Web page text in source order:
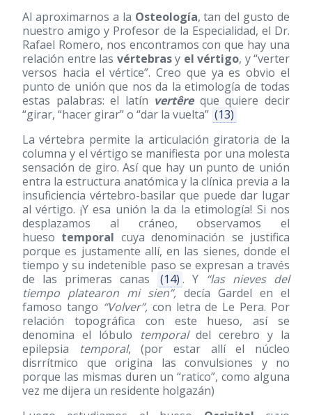
Al aproximarnos a la Osteología, tan del gusto de
nuestro amigo y Profesor de la Especialidad, el Dr.
Rafael Romero, nos encontramos con que hay una
relación entre las vértebrasy el vértigo, y “verter
versos hacia el vértice”. Creo que ya es obvio el
punto de unión que nos da la etimología de todas
estas palabras: el latín vertêre que quiere decir
“girar, “hacer girar” o “dar la vuelta” (13)
La vértebra permite la articulación giratoria de la
columna y el vértigo se manifiesta por una molesta
sensación de giro. Así que hay un punto de unión
entra la estructura anatómica y la clínica previa a la
insuficiencia vértebro-basilar que puede dar lugar
al vértigo. ¡Y esa unión la da la etimología! Si nos
desplazamos al cráneo, observamos el
hueso temporal cuya denominación se justifica
porque es justamente allí, en las sienes, donde el
tiempo y su indetenible paso se expresan a través
de las primeras canas
(14) . Y “las nieves del
tiempo platearon mi sien”,decía Gardel en el
famoso tango “Volver”, con letra de Le Pera. Por
relación topográfica con este hueso, así se
denomina el lóbulo
temporaldel cerebro y la
epilepsia
temporal, (por estar allí el núcleo
disrrítmico que origina las convulsiones y no
porque las mismas duren un “ratico”, como alguna
vez me dijera un residente holgazán)